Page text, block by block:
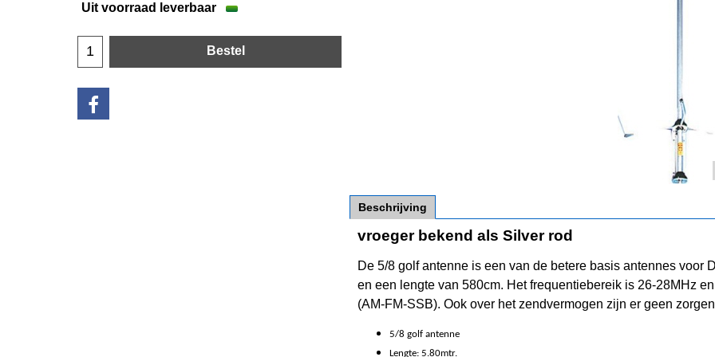
Uit voorraad leverbaar
Bestel
Beschrijving
vroeger bekend als Silver rod
De 5/8 golf antenne is een van de betere basis antennes
en een lengte van 580cm. Het frequentiebereik is 26-28MHz
(AM-FM-SSB). Ook over het zendvermogen zijn er geen
5/8 golf antenne
Lengte: 5.80mtr.